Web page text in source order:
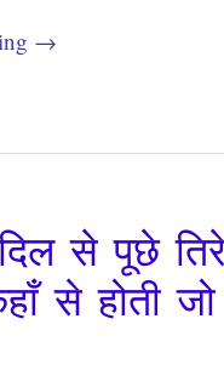
→
से पूछे
से होती जो